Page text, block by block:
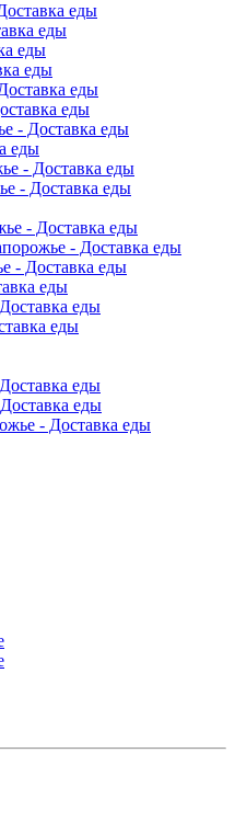
еды
еды
еды
еды
еды
еды
- Доставка еды
еды
- Доставка еды
- Доставка еды
- Доставка еды
- Доставка еды
- Доставка еды
еды
еды
еды
еды
еды
- Доставка еды